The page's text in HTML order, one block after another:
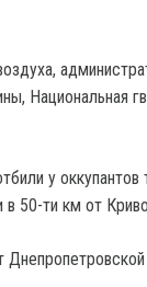
Национальная
у оккупантов
в 50-ти км от